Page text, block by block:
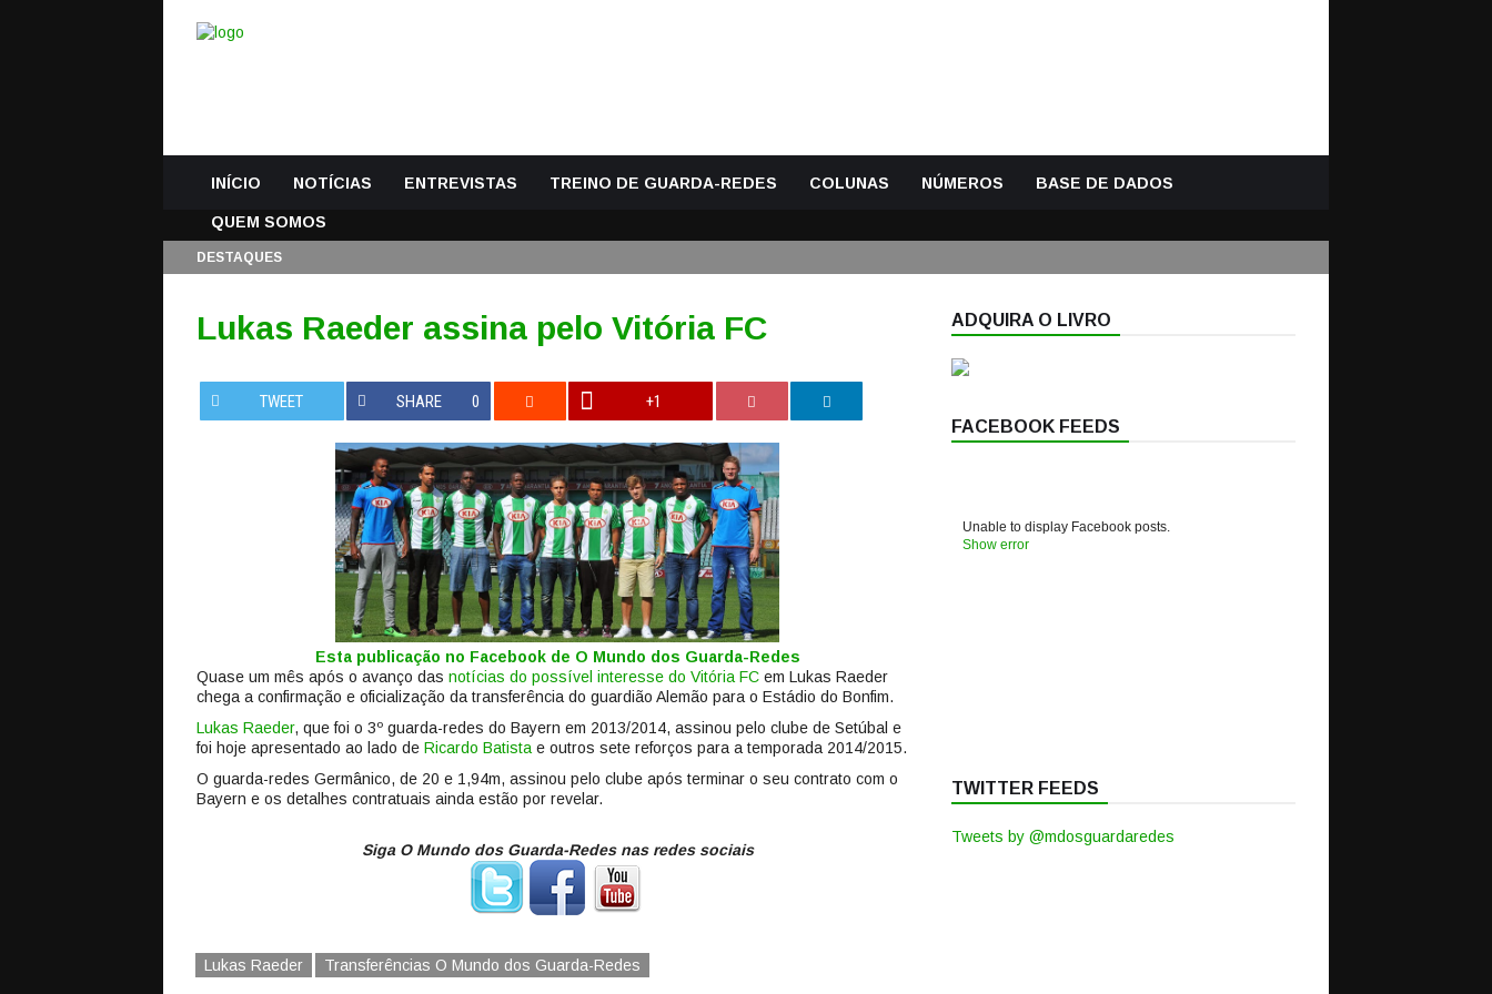
INÍCIO NOTÍCIAS ENTREVISTAS TREINO DE GUARDA-REDES COLUNAS NÚMEROS BASE DE DADOS
QUEM SOMOS
DESTAQUES
Lukas Raeder assina pelo Vitória FC
TWEET SHARE 0 +1
Esta publicação no Facebook de O Mundo dos Guarda-Redes
Quase um mês após o avanço das notícias do possível interesse do Vitória FC em Lukas Raeder
chega a confirmação e oficialização da transferência do guardião Alemão para o Estádio do Bonfim.
Lukas Raeder, que foi o 3º guarda-redes do Bayern em 2013/2014, assinou pelo clube de Setúbal e
foi hoje apresentado ao lado de Ricardo Batista e outros sete reforços para a temporada 2014/2015.
O guarda-redes Germânico, de 20 e 1,94m, assinou pelo clube após terminar o seu contrato com o
Bayern e os detalhes contratuais ainda estão por revelar.
Siga O Mundo dos Guarda-Redes nas redes sociais
Lukas Raeder Transferências O Mundo dos Guarda-Redes
ADQUIRA O LIVRO
FACEBOOK FEEDS
Unable to display Facebook posts.
Show error
TWITTER FEEDS
Tweets by @mdosguardaredes